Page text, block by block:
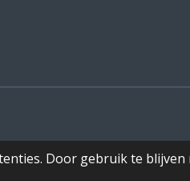
Door gebruik te blijven